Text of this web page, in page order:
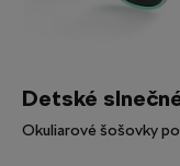
Detské